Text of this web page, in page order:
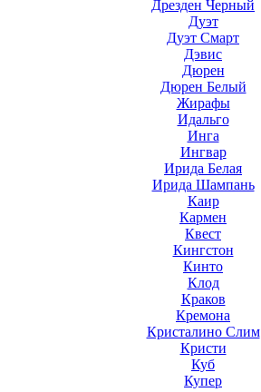
Дрезден Черный
Дуэт
Дуэт Смарт
Дэвис
Дюрен
Дюрен Белый
Жирафы
Идальго
Инга
Ингвар
Ирида Белая
Ирида Шампань
Каир
Кармен
Квест
Кингстон
Кинто
Клод
Краков
Кремона
Кристалино Слим
Кристи
Куб
Купер